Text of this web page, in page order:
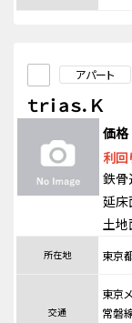
アパート
ｔｒｉａｓ．Ｋ
価格
利回
鉄骨
延床
土地
所在地 東京
交通
東京
常磐